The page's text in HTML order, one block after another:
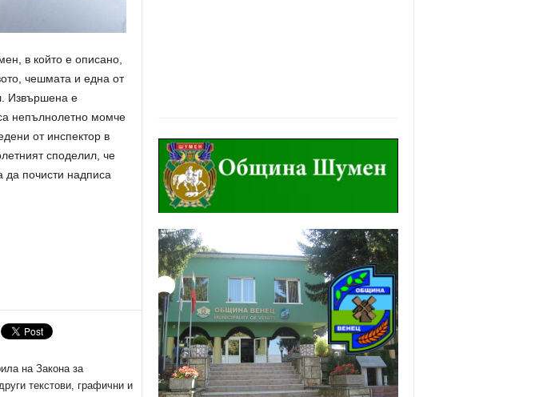
в който е описано,
чешмата и една от
Извършена е
непълнолетно момче
от инспектор в
споделил, че
да почисти надписа
на Закона за
текстови, графични и